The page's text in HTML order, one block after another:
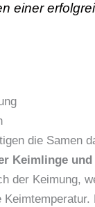
einer
die Samen
Keimlinge
der Keimung,